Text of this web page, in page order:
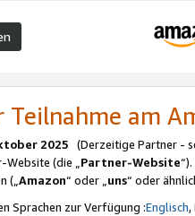
Teilnahme am
2025 (Derzeitige Partner -
Website (die „Partner-Website
(„Amazon“ oder „uns“ oder
Sprachen zur Verfügung :Englisch,